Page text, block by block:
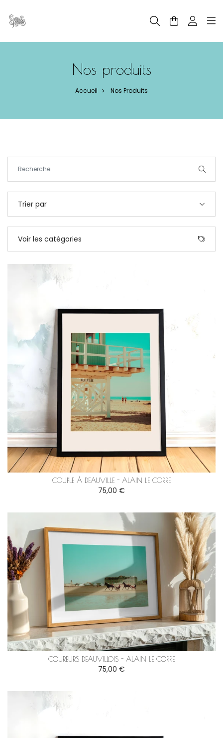
Nos produits
Accueil > Nos Produits
Trier par
Voir les catégories
COUPLE À DEAUVILLE - ALAIN LE CORRE
75,00 €
COUREURS DEAUVILLOIS - ALAIN LE CORRE
75,00 €